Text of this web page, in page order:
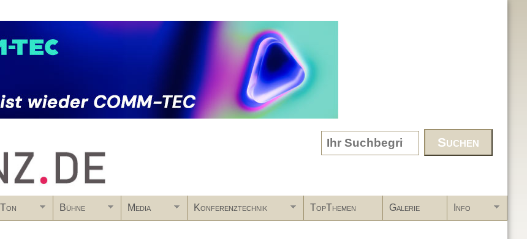
Search form
Ton Bühne Media Konferenztechnik TopThemen Galerie Info